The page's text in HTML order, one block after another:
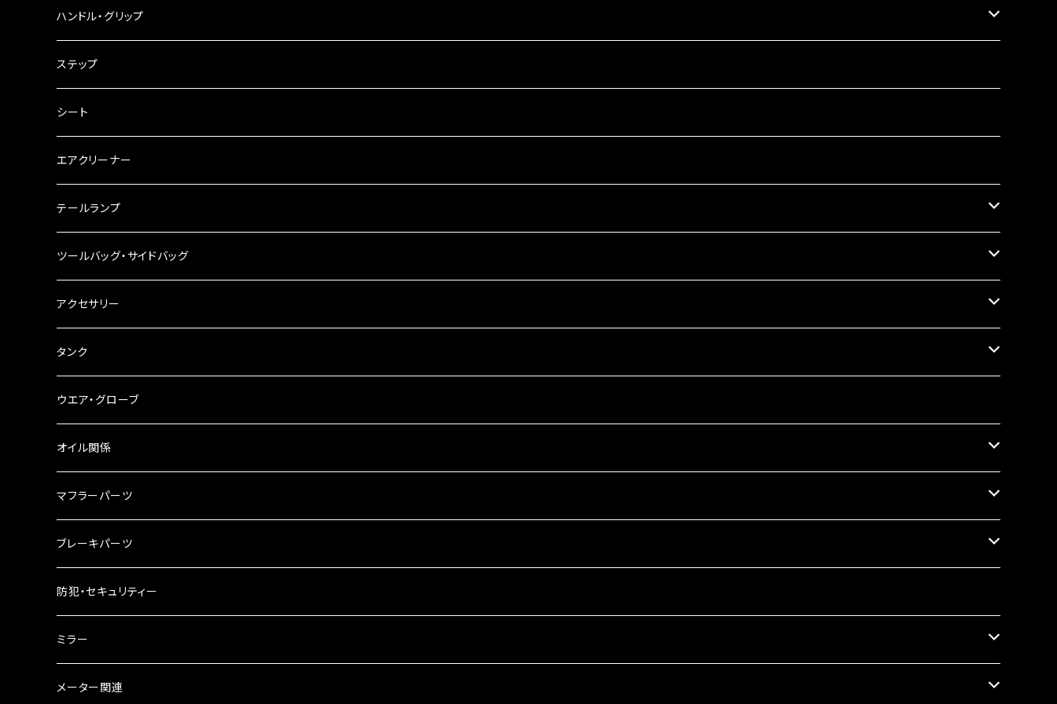
ウインカークランプ
配線・リレー
インテークマニホールド
電装・配線・キボシ等
キャブレター
チェーン
工具類
ハンドル・グリップ
グリップ
バーハン
ハンドルパーツ
ハンドルスイッチ
その他
ハンドルポスト
ハンドルブレース
ステアリングダンパー
ブレーキ・クラッチレバー
スマホホルダー
ステップ
シート
エアクリーナー
テールランプ
ナンバー灯
ツールバッグ・サイドバッグ
ツールバッグ
サイドバッグ
サイドバッグサポート
リアBOX
ハードケース
アクセサリー
USB電源
電装系
タンク
タンク本体
タンクキャップ
タンクシール
ケミカル
ウエア・グローブ
オイル関係
4スト用エンジンオイル
2スト用エンジンオイル
ギアオイル
オイルクーラー
ラジエーター
マフラーパーツ
マフラーガード
バンテージタイプ
スリップオン
サイレンサー
ブレーキパーツ
ブレーキシュー
ブレーキパット
ブレーキオイル
防犯・セキュリティー
ミラー
ミラー本体
メーター関連